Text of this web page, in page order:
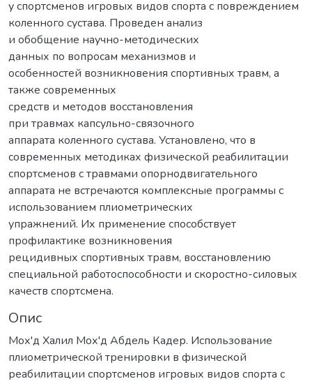
у спортсменов игровых видов спорта с повреждением
коленного сустава. Проведен анализ
и обобщение научно-методических
данных по вопросам механизмов и
особенностей возникновения спортивных травм, а
также современных
средств и методов восстановления
при травмах капсульно-связочного
аппарата коленного сустава. Установлено, что в
современных методиках физической реабилитации
спортсменов с травмами опорнодвигательного
аппарата не встречаются комплексные программы с
использованием плиометрических
упражнений. Их применение способствует
профилактике возникновения
рецидивных спортивных травм, восстановлению
специальной работоспособности и скоростно-силовых
качеств спортсмена.
Опис
Мох'д Халил Мох'д Абдель Кадер. Использование
плиометрической тренировки в физической
реабилитации спортсменов игровых видов спорта с